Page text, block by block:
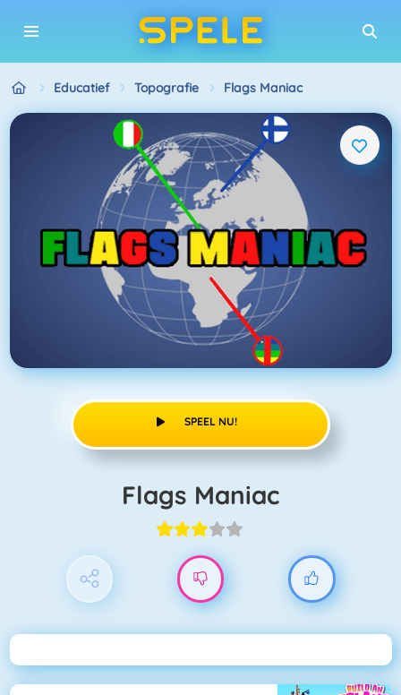
Educatief Topografie Flags Maniac
SPEEL NU!
Flags Maniac